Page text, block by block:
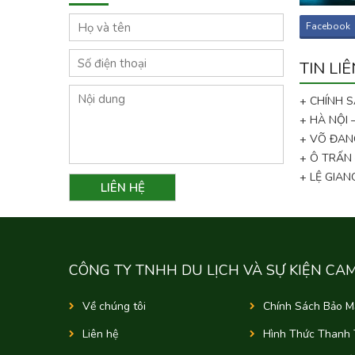
Facebook
TIN
+ CHÍNH
+ HÀ NỘI
+ VÕ
+ Ô TRẤN
+ LỆ
CÔNG TY TNHH DU LỊCH VÀ SỰ KIỆN
Về chúng tôi
Liên hệ
Chính Sách Bảo
Hình Thức Thanh